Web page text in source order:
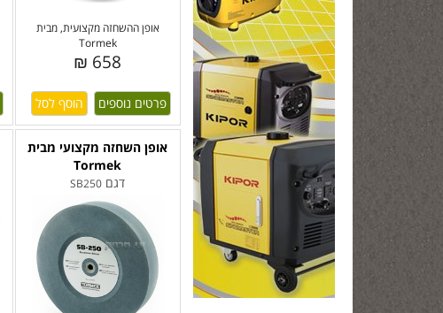
אופן ההשחזה מקצועית, מבית
Tormek
658 ₪
פרטים נוספים
אופן השחזה מקצועי מבית
Tormek
דגם SB250